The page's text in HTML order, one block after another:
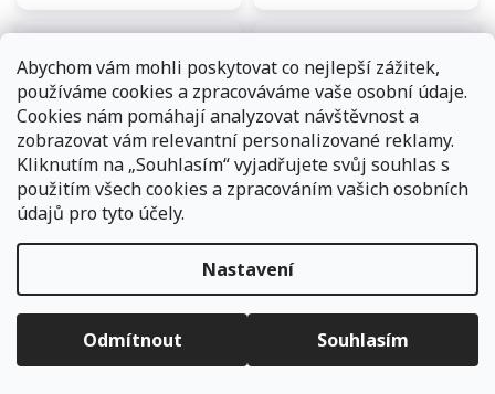
Abychom vám mohli poskytovat co nejlepší zážitek,
používáme cookies a zpracováváme vaše osobní údaje.
Cookies nám pomáhají analyzovat návštěvnost a
zobrazovat vám relevantní personalizované reklamy.
Kliknutím na „Souhlasím“ vyjadřujete svůj souhlas s
použitím všech cookies a zpracováním vašich osobních
údajů pro tyto účely.
Nastavení
Odmítnout Souhlasím
Objednávky, které přijmeme a jsou uhrazeny do 11,00 hodin
expedujeme ještě v ten samý den. Vyčkejte prosím na
informace od přepravní společnosti. Pokud jste zvolili osobní
vyzvednutí na některé z našich poboček - vyčkejte na informační
Domaine d’Andézon Côtes
du Rhône Villages
Signargues Rouge červené
632 Kč/ ks
Do košíku
Rouge červené víno
632 Kč/ ksMěrná
cena:
632 Kč / 1 ks
Do košíku